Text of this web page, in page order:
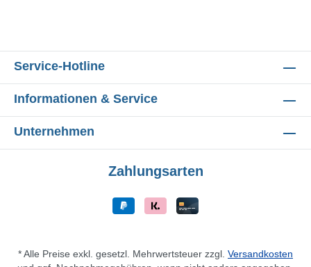
Service-Hotline
Informationen & Service
Unternehmen
Zahlungsarten
* Alle Preise exkl. gesetzl. Mehrwertsteuer zzgl. Versandkosten